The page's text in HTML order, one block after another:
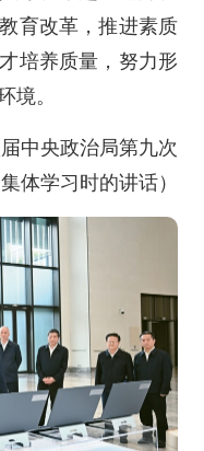
育改革，推进素质
培养质量，努力形
境。
届中央政治局第九次
集体学习时的讲话）